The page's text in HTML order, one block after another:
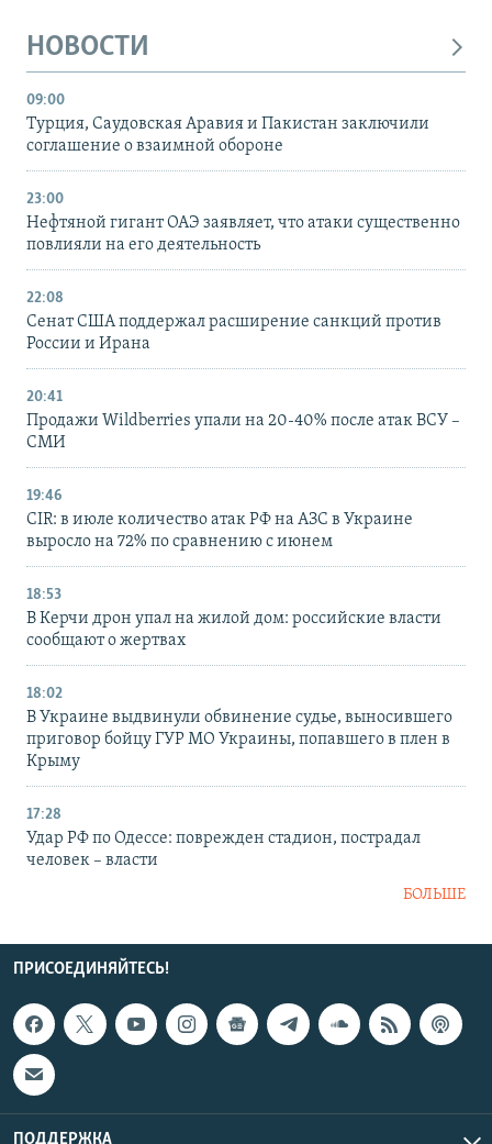
НОВОСТИ
09:00
Турция, Саудовская Аравия и Пакистан заключили
соглашение о взаимной обороне
23:00
Нефтяной гигант ОАЭ заявляет, что атаки существенно
повлияли на его деятельность
22:08
Сенат США поддержал расширение санкций против
России и Ирана
20:41
Продажи Wildberries упали на 20-40% после атак ВСУ –
СМИ
19:46
CIR: в июле количество атак РФ на АЗС в Украине
выросло на 72% по сравнению с июнем
18:53
В Керчи дрон упал на жилой дом: российские власти
сообщают о жертвах
18:02
В Украине выдвинули обвинение судье, выносившего
приговор бойцу ГУР МО Украины, попавшего в плен в
Крыму
17:28
Удар РФ по Одессе: поврежден стадион, пострадал
человек – власти
БОЛЬШЕ
ПРИСОЕДИНЯЙТЕСЬ!
ПОДДЕРЖКА